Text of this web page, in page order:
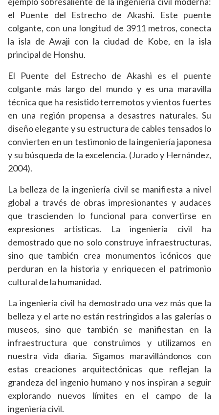
el Puente del Estrecho de Akashi. Este puente
colgante, con una longitud de 3911 metros, conecta
la isla de Awaji con la ciudad de Kobe, en la isla
principal de Honshu.
El Puente del Estrecho de Akashi es el puente
colgante más largo del mundo y es una maravilla
técnica que ha resistido terremotos y vientos fuertes
en una región propensa a desastres naturales. Su
diseño elegante y su estructura de cables tensados lo
convierten en un testimonio de la ingeniería japonesa
y su búsqueda de la excelencia. (Jurado y Hernández,
2004).
La belleza de la ingeniería civil se manifiesta a nivel
global a través de obras impresionantes y audaces
que trascienden lo funcional para convertirse en
expresiones artísticas. La ingeniería civil ha
demostrado que no solo construye infraestructuras,
sino que también crea monumentos icónicos que
perduran en la historia y enriquecen el patrimonio
cultural de la humanidad.
La ingeniería civil ha demostrado una vez más que la
belleza y el arte no están restringidos a las galerías o
museos, sino que también se manifiestan en la
infraestructura que construimos y utilizamos en
nuestra vida diaria. Sigamos maravillándonos con
estas creaciones arquitectónicas que reflejan la
grandeza del ingenio humano y nos inspiran a seguir
explorando nuevos límites en el campo de la
ingeniería civil.